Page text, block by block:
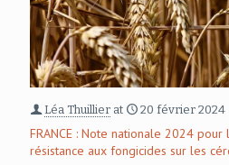
Léa Thuillier at 20 février 2024
FRANCE : Note nationale 2024
résistance aux fongicides sur les